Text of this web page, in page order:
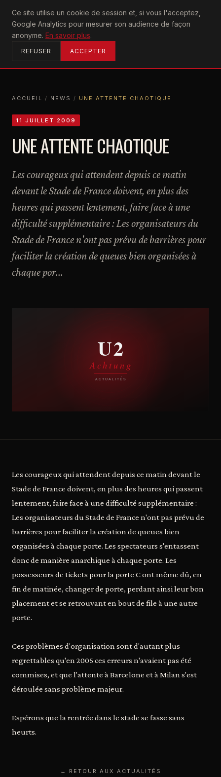
Ce site utilise un cookie de session et, si vous l'acceptez,
Google Analytics pour mesurer son audience de façon
anonyme. En savoir plus.
REFUSER ACCEPTER
U2achtung
ACCUEIL
ACCUEIL / NEWS / UNE ATTENTE CHAOTIQUE
11 JUILLET 2009
UNE ATTENTE CHAOTIQUE
Les courageux qui attendent depuis ce matin
devant le Stade de France doivent, en plus des
heures qui passent lentement, faire face à une
difficulté supplémentaire : Les organisateurs du
Stade de France n'ont pas prévu de barrières pour
faciliter la création de queues bien organisées à
chaque por...
Les courageux qui attendent depuis ce matin devant le
Stade de France doivent, en plus des heures qui passent
lentement, faire face à une difficulté supplémentaire :
Les organisateurs du Stade de France n'ont pas prévu de
barrières pour faciliter la création de queues bien
organisées à chaque porte. Les spectateurs s'entassent
donc de manière anarchique à chaque porte. Les
possesseurs de tickets pour la porte C ont même dû, en
fin de matinée, changer de porte, perdant ainsi leur bon
placement et se retrouvant en bout de file à une autre
porte.
Ces problèmes d'organisation sont d'autant plus
regrettables qu'en 2005 ces erreurs n'avaient pas été
commises, et que l'attente à Barcelone et à Milan s'est
déroulée sans problème majeur.
Espérons que la rentrée dans le stade se fasse sans
heurts.
← RETOUR AUX ACTUALITÉS